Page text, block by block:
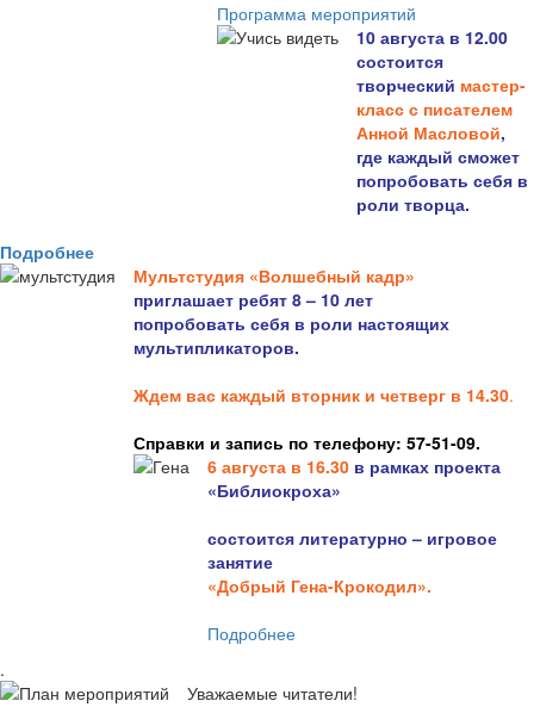
Программа мероприятий
10 августа в 12.00
состоится
творческий мастер-
класс с писателем
Анной Масловой,
где каждый сможет
попробовать себя в
роли творца.
Подробнее
Мультстудия «Волшебный кадр»
приглашает ребят 8 – 10 лет
попробовать себя в роли настоящих
мультипликаторов.
Ждем вас каждый вторник и четверг в 14.30.
Справки и запись по телефону: 57-51-09.
6 августа в 16.30 в рамках проекта
«Библиокроха»
состоится литературно – игровое
занятие
«Добрый Гена-Крокодил».
Подробнее
.
Уважаемые читатели!